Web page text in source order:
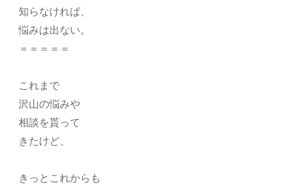
知らなければ、
悩みは出ない。
＝＝＝＝＝
これまで
沢山の悩みや
相談を貰って
きたけど、
きっとこれからも